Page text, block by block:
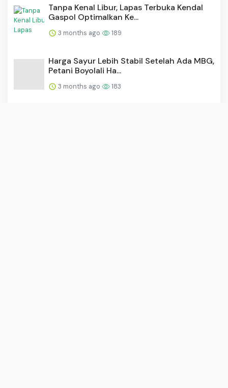
Tanpa Kenal Libur, Lapas Terbuka Kendal
Gaspol Optimalkan Ke...
3 months ago 189
Harga Sayur Lebih Stabil Setelah Ada MBG,
Petani Boyolali Ha...
3 months ago 183